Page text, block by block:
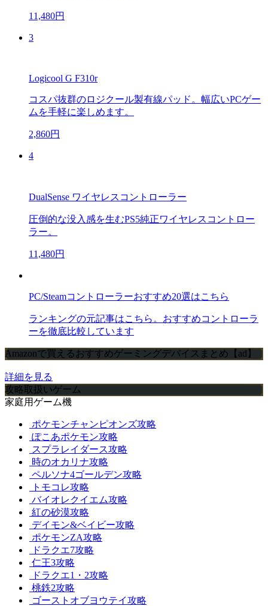
11,480円
3
Logicool G F310r
コスパ抜群のロジクール製有線パッド。幅広いPCゲー
ムを手軽に楽しめます。
2,860円
4
DualSense ワイヤレスコントローラー
圧倒的な没入感を生むPS5純正ワイヤレスコントロー
ラー。
11,480円
PC/Steamコントローラーおすすめ20選はこちら
ランキングの元記事はこちら。おすすめコントローラ
ーを徹底比較しています
Amazonで買えるおすすめゲーミングデバイスまとめ【ad】
詳細を見る
攻略取扱いゲーム
家庭用ゲーム機
ポケモンチャンピオンズ攻略
ぽこあポケモン攻略
スプラレイダース攻略
時のオカリナ攻略
ペルソナ4ゴールデン攻略
トモコレ攻略
バイオレクイエム攻略
紅の砂漠攻略
デイモン&ベイビー攻略
ポケモンZA攻略
ドラクエ7攻略
仁王3攻略
ドラクエ1・2攻略
桃鉄2攻略
ゴーストオブヨウテイ攻略